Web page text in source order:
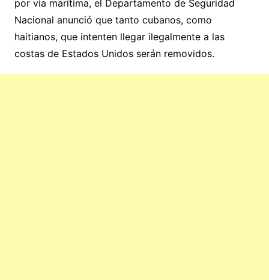
por vía marítima, el Departamento de Seguridad
Nacional anunció que tanto cubanos, como
haitianos, que intenten llegar ilegalmente a las
costas de Estados Unidos serán removidos.